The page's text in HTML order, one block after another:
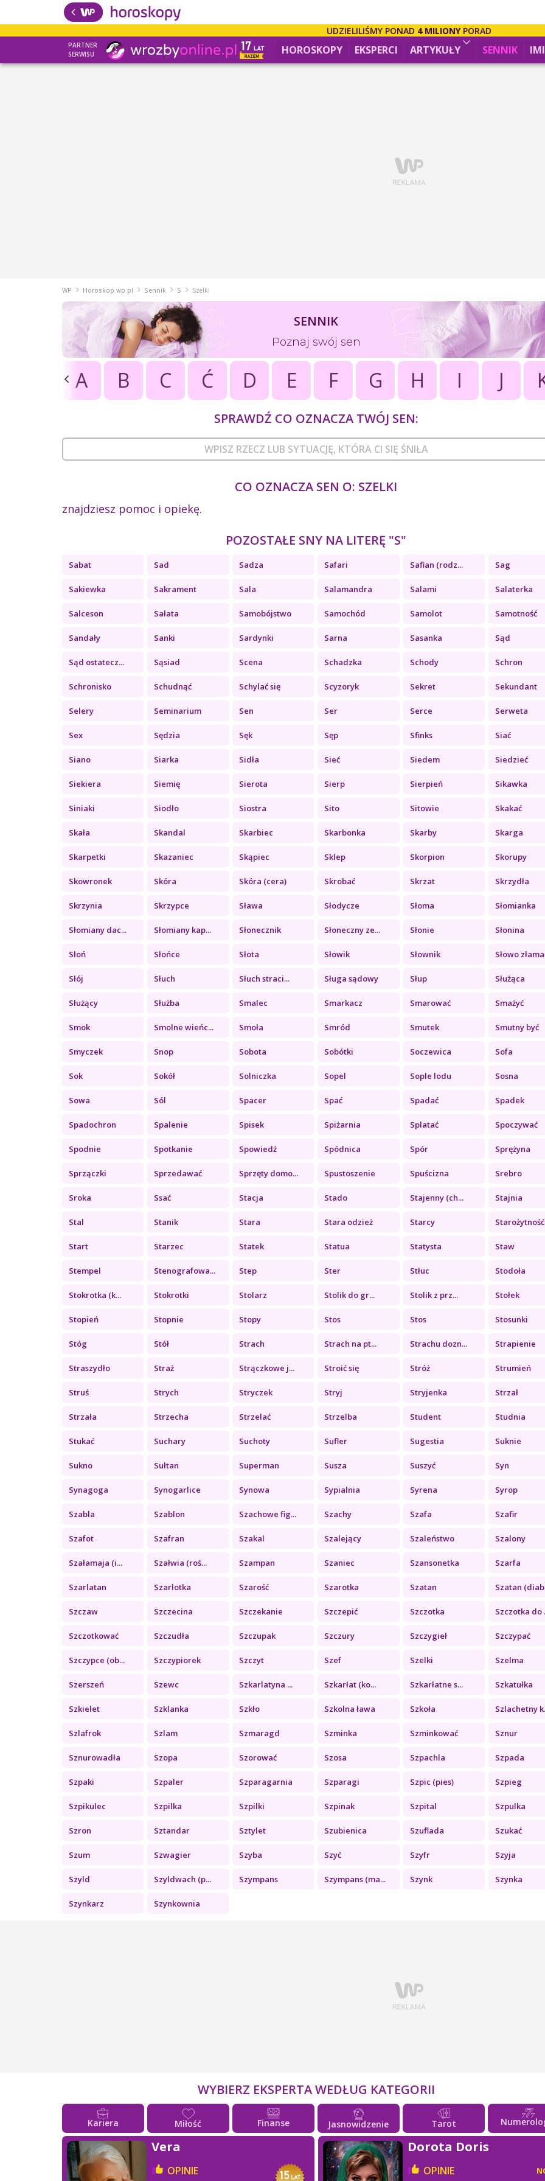
UDZIELILIŚMY PONAD 4 MILIONYPORAD
PARTNER
SERWISU
HOROSKOPY EKSPERCI ARTYKUŁY SENNIK
WP Horoskop.wp.pl Sennik S Szelki
SENNIK
Poznaj swój sen
A B C Ć D E F G H I J
SPRAWDŹ CO OZNACZA TWÓJ SEN:
CO OZNACZA SEN O: SZELKI
znajdziesz pomoc i opiekę.
POZOSTAŁE SNY NA LITERĘ "S"
Sabat Sad Sadza Safari Safian (rodz... Sag
Sakiewka Sakrament Sala Salamandra Salami Salaterka
Salceson Sałata Samobójstwo Samochód Samolot Samotność
Sandały Sanki Sardynki Sarna Sasanka Sąd
Sąd ostatecz... Sąsiad Scena Schadzka Schody Schron
Schronisko Schudnąć Schylać się Scyzoryk Sekret Sekundant
Selery Seminarium Sen Ser Serce Serweta
Sex Sędzia Sęk Sęp Sfinks Siać
Siano Siarka Sidła Sieć Siedem Siedzieć
Siekiera Siemię Sierota Sierp Sierpień Sikawka
Siniaki Siodło Siostra Sito Sitowie Skakać
Skała Skandal Skarbiec Skarbonka Skarby Skarga
Skarpetki Skazaniec Skąpiec Sklep Skorpion Skorupy
Skowronek Skóra Skóra (cera) Skrobać Skrzat Skrzydła
Skrzynia Skrzypce Sława Słodycze Słoma Słomianka
Słomiany dac... Słomiany kap... Słonecznik Słoneczny ze... Słonie Słonina
Słoń Słońce Słota Słowik Słownik Słowo
Słój Słuch Słuch straci... Sługa sądowy Słup Służąca
Służący Służba Smalec Smarkacz Smarować Smażyć
Smok Smolne wieńc... Smoła Smród Smutek Smutny być
Smyczek Snop Sobota Sobótki Soczewica Sofa
Sok Sokół Solniczka Sopel Sople lodu Sosna
Sowa Sól Spacer Spać Spadać Spadek
Spadochron Spalenie Spisek Spiżarnia Splatać Spoczywać
Spodnie Spotkanie Spowiedź Spódnica Spór Sprężyna
Sprzączki Sprzedawać Sprzęty domo... Spustoszenie Spuścizna Srebro
Sroka Ssać Stacja Stado Stajenny (ch... Stajnia
Stal Stanik Stara Stara odzież Starcy Starożytność
Start Starzec Statek Statua Statysta Staw
Stempel Stenografowa... Step Ster Stłuc Stodoła
Stokrotka (k... Stokrotki Stolarz Stolik do gr... Stolik z prz... Stołek
Stopień Stopnie Stopy Stos Stos Stosunki
Stóg Stół Strach Strach na pt... Strachu dozn... Strapienie
Straszydło Straż Strączkowe j... Stroić się Stróż Strumień
Struś Strych Stryczek Stryj Stryjenka Strzał
Strzała Strzecha Strzelać Strzelba Student Studnia
Stukać Suchary Suchoty Sufler Sugestia Suknie
Sukno Sułtan Superman Susza Suszyć Syn
Synagoga Synogarlice Synowa Sypialnia Syrena Syrop
Szabla Szablon Szachowe fig... Szachy Szafa Szafir
Szafot Szafran Szakal Szalejący Szaleństwo Szalony
Szałamaja (i... Szałwia (roś... Szampan Szaniec Szansonetka Szarfa
Szarlatan Szarlotka Szarość Szarotka Szatan Szatan
Szczaw Szczecina Szczekanie Szczepić Szczotka Szczotka do
Szczotkować Szczudła Szczupak Szczury Szczygieł Szczypać
Szczypce (ob... Szczypiorek Szczyt Szef Szelki Szelma
Szerszeń Szewc Szkarlatyna ... Szkarłat (ko... Szkarłatne s... Szkatułka
Szkielet Szklanka Szkło Szkolna ława Szkoła Szlachetny
Szlafrok Szlam Szmaragd Szminka Szminkować Sznur
Sznurowadła Szopa Szorować Szosa Szpachla Szpada
Szpaki Szpaler Szparagarnia Szparagi Szpic (pies) Szpieg
Szpikulec Szpilka Szpilki Szpinak Szpital Szpulka
Szron Sztandar Sztylet Szubienica Szuflada Szukać
Szum Szwagier Szyba Szyć Szyfr Szyja
Szyld Szyldwach (p... Szympans Szympans (ma... Szynk Szynka
Szynkarz Szynkownia
WYBIERZ EKSPERTA WEDŁUG KATEGORII
Kariera Miłość Finanse Jasnowidzenie Tarot
Vera
OPINIE
Dorota Doris
OPINIE